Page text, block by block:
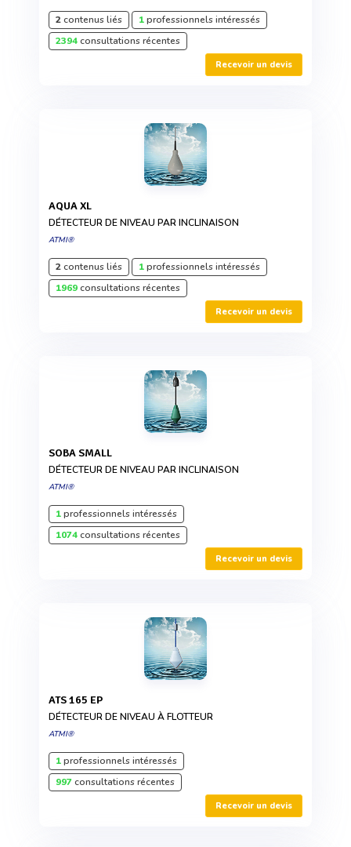
2contenus liés 1professionnels intéressés
2394consultations récentes
Recevoir un devis
AQUA XL
DÉTECTEUR DE NIVEAU PAR INCLINAISON
ATMI®
2contenus liés 1professionnels intéressés
1969consultations récentes
Recevoir un devis
SOBA SMALL
DÉTECTEUR DE NIVEAU PAR INCLINAISON
ATMI®
1professionnels intéressés
1074consultations récentes
Recevoir un devis
ATS 165 EP
DÉTECTEUR DE NIVEAU À FLOTTEUR
ATMI®
1professionnels intéressés
997consultations récentes
Recevoir un devis